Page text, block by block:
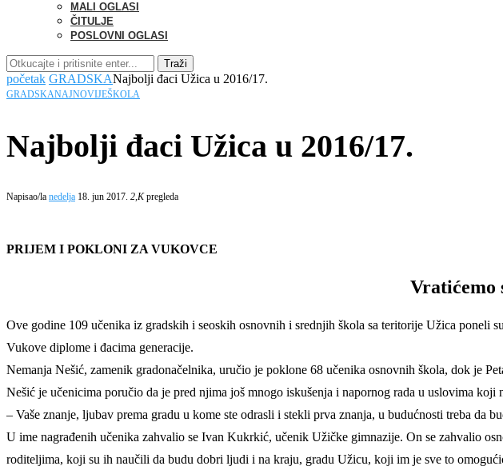
MALI OGLASI
ČITULJE
POSLOVNI OGLASI
Traži
početak GRADSKANajbolji đaci Užica u 2016/17.
GRADSKANAJNOVIJEŠKOLA
Najbolji đaci Užica u 2016/17.
Napisao/la nedelja 18. jun 2017. 2,Kpregleda
PRIJEM I POKLONI ZA VUKOVCE
Vratićemo
Ove godine 109 učenika iz gradskih i seoskih osnovnih i srednjih škola sa teritorije Užica
Vukove diplome i đacima generacije.
Nemanja Nešić, zamenik gradonačelnika, uručio je poklone 68 učenika osnovnih škola, dok je
Nešić je učenicima poručio da je pred njima još mnogo iskušenja i napornog rada u uslovima koji
– Vaše znanje, ljubav prema gradu u kome ste odrasli i stekli prva znanja, u budućnosti treba da
U ime nagrađenih učenika zahvalio se Ivan Kukrkić, učenik Užičke gimnazije. On se zahvalio
roditeljima, koji su ih naučili da budu dobri ljudi i na kraju, gradu Užicu, koji im je sve to